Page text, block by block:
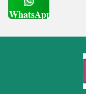
WhatsApp